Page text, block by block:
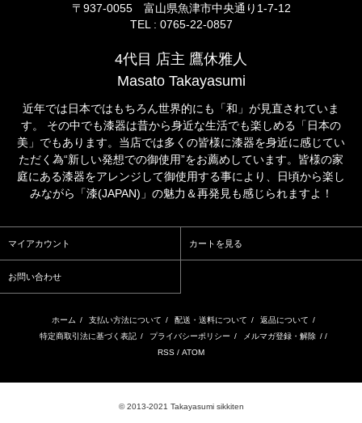
〒937-0055 富山県魚津市中央通り1-7-12
TEL : 0765-22-0857
4代目 店主 鷹休雅人
Masato Takayasumi
近年では日本ではもちろん世界的にも「和」が見直されていま
す。 その中でも漆器は昔から身近な生活でも楽しめる「日本の
美」でもあります。当店では多くの皆様に漆器を身近に感じてい
ただく為“新しい発想での御使用”をお薦めしています。皆様の家
庭にある漆器をアレンジして御使用する事により、日頃から楽し
みながら「漆(JAPAN)」の魅力＆再発見も感じられますよ！
マイアカウント カートを見る
お問い合わせ
ホーム / 支払い方法について / 配送・送料について / 返品について /
特定商取引法に基づく表記 / プライバシーポリシー / メルマガ登録・解除 / /
RSS / ATOM
© 2013-2021 Takayasumi sikkiten